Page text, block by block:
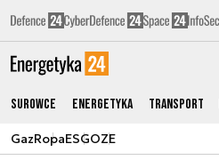
Surowce Energetyka Transport
GazRopaESGOZE